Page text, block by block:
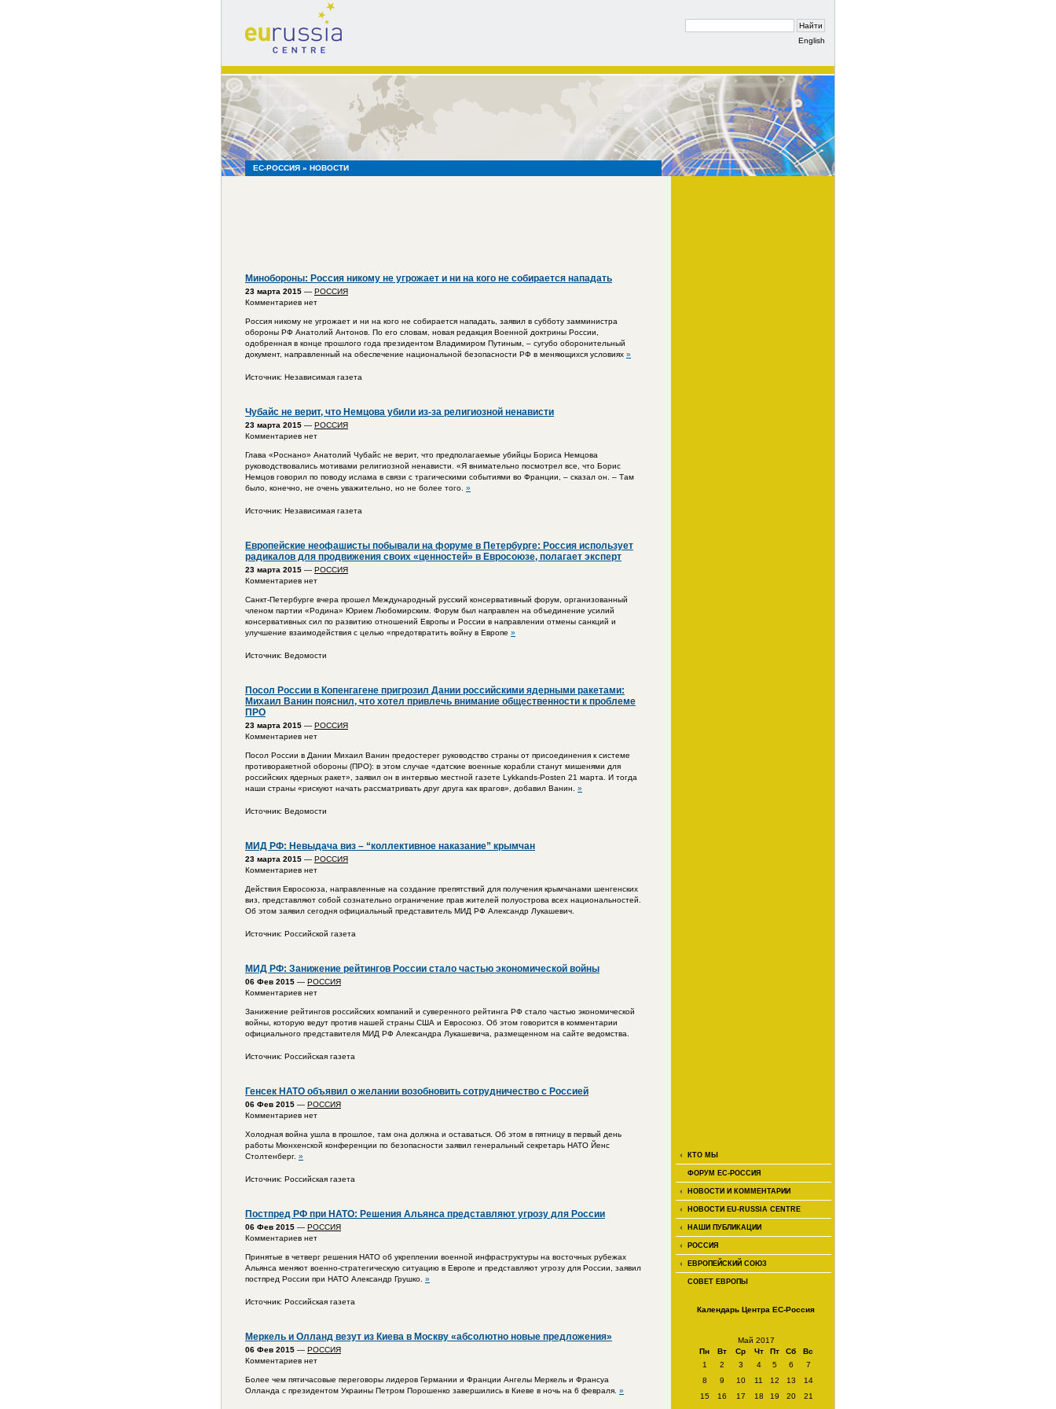
English
eurussia
centre
ЕС-РОССИЯ » НОВОСТИ
КТО МЫ
ФОРУМ ЕС-РОССИЯ
НОВОСТИ И КОММЕНТАРИИ
НОВОСТИ EU-RUSSIA CENTRE
НАШИ ПУБЛИКАЦИИ
РОССИЯ
ЕВРОПЕЙСКИЙ СОЮЗ
СОВЕТ ЕВРОПЫ
Календарь Центра ЕС-Россия
Май 2017
Пн
Вт Ср Чт Пт Сб
Вс
1
2 3 4 5 6
7
8
9 10 11 12 13
14
15
16 17 18 19 20
21
Минобороны: Россия никому не угрожает и ни на кого не собирается нападать
23 марта 2015 — РОССИЯ
Комментариев нет
Россия никому не угрожает и ни на кого не собирается нападать, заявил в субботу замминистра
обороны РФ Анатолий Антонов. По его словам, новая редакция Военной доктрины России,
одобренная в конце прошлого года президентом Владимиром Путиным, – сугубо оборонительный
документ, направленный на обеспечение национальной безопасности РФ в меняющихся условиях »
Источник: Независимая газета
Чубайс не верит, что Немцова убили из-за религиозной ненависти
23 марта 2015 — РОССИЯ
Комментариев нет
Глава «Роснано» Анатолий Чубайс не верит, что предполагаемые убийцы Бориса Немцова
руководствовались мотивами религиозной ненависти. «Я внимательно посмотрел все, что Борис
Немцов говорил по поводу ислама в связи с трагическими событиями во Франции, – сказал он. – Там
было, конечно, не очень уважительно, но не более того. »
Источник: Независимая газета
Европейские неофашисты побывали на форуме в Петербурге: Россия использует
радикалов для продвижения своих «ценностей» в Евросоюзе, полагает эксперт
23 марта 2015 — РОССИЯ
Комментариев нет
Санкт-Петербурге вчера прошел Международный русский консервативный форум, организованный
членом партии «Родина» Юрием Любомирским. Форум был направлен на объединение усилий
консервативных сил по развитию отношений Европы и России в направлении отмены санкций и
улучшение взаимодействия с целью «предотвратить войну в Европе »
Источник: Ведомости
Посол России в Копенгагене пригрозил Дании российскими ядерными ракетами:
Михаил Ванин пояснил, что хотел привлечь внимание общественности к проблеме
ПРО
23 марта 2015 — РОССИЯ
Комментариев нет
Посол России в Дании Михаил Ванин предостерег руководство страны от присоединения к системе
противоракетной обороны (ПРО): в этом случае «датские военные корабли станут мишенями для
российских ядерных ракет», заявил он в интервью местной газете Lykkands-Posten 21 марта. И тогда
наши страны «рискуют начать рассматривать друг друга как врагов», добавил Ванин. »
Источник: Ведомости
МИД РФ: Невыдача виз – “коллективное наказание” крымчан
23 марта 2015 — РОССИЯ
Комментариев нет
Действия Евросоюза, направленные на создание препятствий для получения крымчанами шенгенских
виз, представляют собой сознательно ограничение прав жителей полуострова всех национальностей.
Об этом заявил сегодня официальный представитель МИД РФ Александр Лукашевич.
Источник: Российской газета
МИД РФ: Занижение рейтингов России стало частью экономической войны
06 Фев 2015 — РОССИЯ
Комментариев нет
Занижение рейтингов российских компаний и суверенного рейтинга РФ стало частью экономической
войны, которую ведут против нашей страны США и Евросоюз. Об этом говорится в комментарии
официального представителя МИД РФ Александра Лукашевича, размещенном на сайте ведомства.
Источник: Российская газета
Генсек НАТО объявил о желании возобновить сотрудничество с Россией
06 Фев 2015 — РОССИЯ
Комментариев нет
Холодная война ушла в прошлое, там она должна и оставаться. Об этом в пятницу в первый день
работы Мюнхенской конференции по безопасности заявил генеральный секретарь НАТО Йенс
Столтенберг. »
Источник: Российская газета
Постпред РФ при НАТО: Решения Альянса представляют угрозу для России
06 Фев 2015 — РОССИЯ
Комментариев нет
Принятые в четверг решения НАТО об укреплении военной инфраструктуры на восточных рубежах
Альянса меняют военно-стратегическую ситуацию в Европе и представляют угрозу для России, заявил
постпред России при НАТО Александр Грушко. »
Источник: Российская газета
Меркель и Олланд везут из Киева в Москву «абсолютно новые предложения»
06 Фев 2015 — РОССИЯ
Комментариев нет
Более чем пятичасовые переговоры лидеров Германии и Франции Ангелы Меркель и Франсуа
Олланда с президентом Украины Петром Порошенко завершились в Киеве в ночь на 6 февраля. »